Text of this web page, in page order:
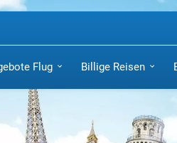
Flug Billige Reisen